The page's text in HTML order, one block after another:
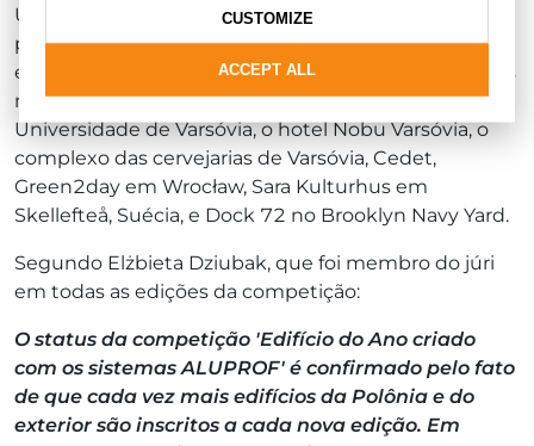
Unido e Bélgica. A lista de vencedores inclui edifícios
prestigiados e admirados como o complexo de
escritórios .KTW em Katowice, a faculdade de línguas
modernas e o instituto de linguística aplicada da
Universidade de Varsóvia, o hotel Nobu Varsóvia, o
complexo das cervejarias de Varsóvia, Cedet,
Green2day em Wrocław, Sara Kulturhus em
Skellefteå, Suécia, e Dock 72 no Brooklyn Navy Yard.
Segundo Elżbieta Dziubak, que foi membro do júri
em todas as edições da competição:
O status da competição 'Edifício do Ano criado
com os sistemas ALUPROF' é confirmado pelo fato
de que cada vez mais edifícios da Polônia e do
exterior são inscritos a cada nova edição. Em
ACCEPT ALL
CUSTOMIZE